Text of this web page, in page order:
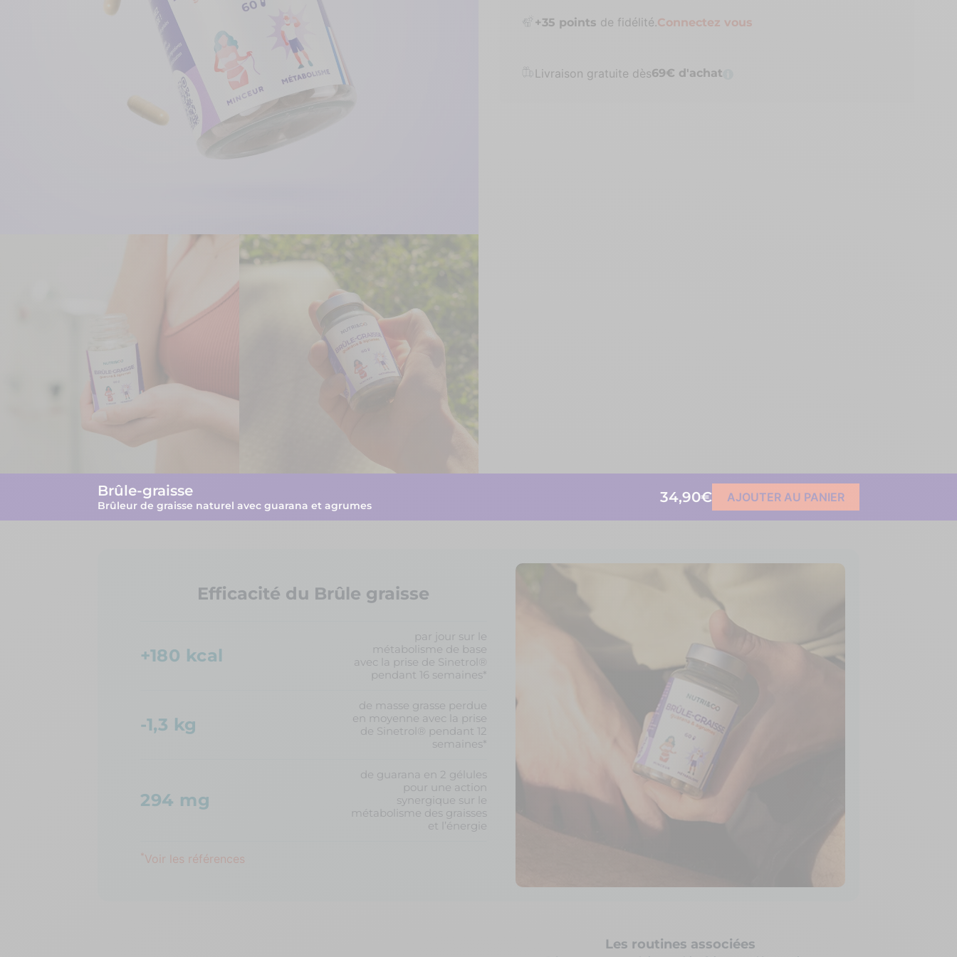
+35 points de fidélité.Connectez vous
Livraison gratuite dès69€ d'achat
Brûle-graisse
Brûleur de graisse naturel avec guarana et agrumes 34,90€ AJOUTER AU PANIER
Efficacité du Brûle graisse
+180 kcal
par jour sur le
métabolisme de base
avec la prise de Sinetrol®
pendant 16 semaines*
-1,3 kg
de masse grasse perdue
en moyenne avec la prise
de Sinetrol® pendant 12
semaines*
294 mg
de guarana en 2 gélules
pour une action
synergique sur le
métabolisme des graisses
et l’énergie
* Voir les références
Les routines associées